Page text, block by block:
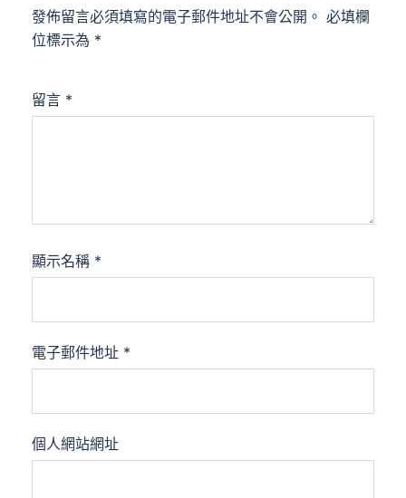
發佈留言必須填寫的電子郵件地址不會公開。 必填欄
位標示為 *
留言 *
顯示名稱 *
電子郵件地址 *
個人網站網址